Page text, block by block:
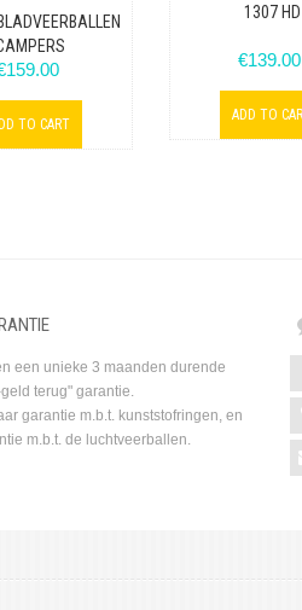
1307 HD
€139.00
een unieke 3 maanden durende
terug" garantie.
garantie m.b.t. kunststofringen, en
m.b.t. de luchtveerballen.